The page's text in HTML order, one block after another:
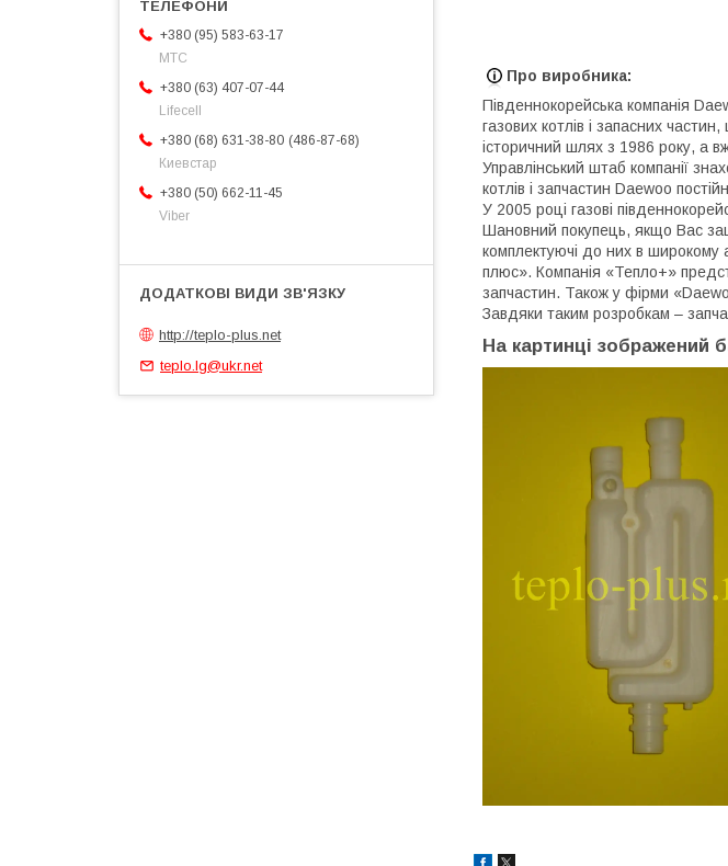
Про виробника:
Південнокорейська компанія
газових котлів і запасних
історичний шлях з 1986 року, а
Управлінський штаб компанії
котлів і запчастин Daewoo
У 2005 році газові
Шановний покупець, якщо Вас
комплектуючі до них в широкому
плюс». Компанія «Тепло+»
запчастин. Також у фірми
Завдяки таким розробкам –
На картинці зображений
+380 (95) 583-63-17
МТС
+380 (63) 407-07-44
Lifecell
+380 (68) 631-38-80 486-87-68
Киевстар
+380 (50) 662-11-45
Viber
http://teplo-plus.net
teplo.lg@ukr.net